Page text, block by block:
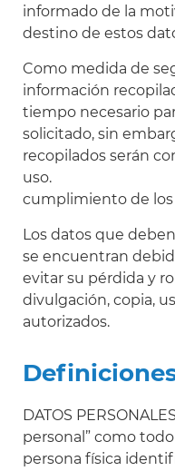
informado de la
destino de estos
Como medida de
información
tiempo necesario
solicitado, sin
recopilados serán
uso.
cumplimiento de los
Los datos que
se encuentran
evitar su pérdida y
divulgación, copia,
autorizados.
DATOS
personal” como
persona física